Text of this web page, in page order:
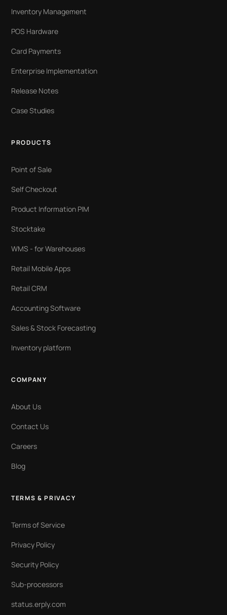
Inventory Management
POS Hardware
Card Payments
Enterprise Implementation
Release Notes
Case Studies
PRODUCTS
Point of Sale
Self Checkout
Product Information PIM
Stocktake
WMS - for Warehouses
Retail Mobile Apps
Retail CRM
Accounting Software
Sales & Stock Forecasting
Inventory platform
COMPANY
About Us
Contact Us
Careers
Blog
TERMS & PRIVACY
Terms of Service
Privacy Policy
Security Policy
Sub-processors
status.erply.com